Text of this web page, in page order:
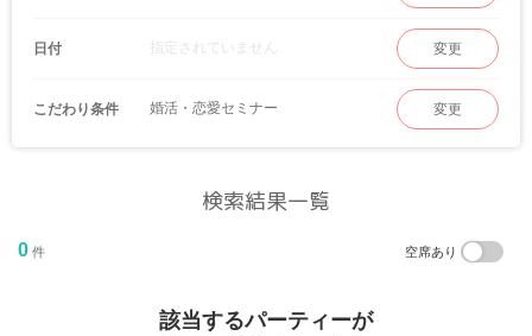
日付 指定されていません 変更
こだわり条件 婚活・恋愛セミナー 変更
検索結果一覧
0 件 空席あり
該当するパーティーが